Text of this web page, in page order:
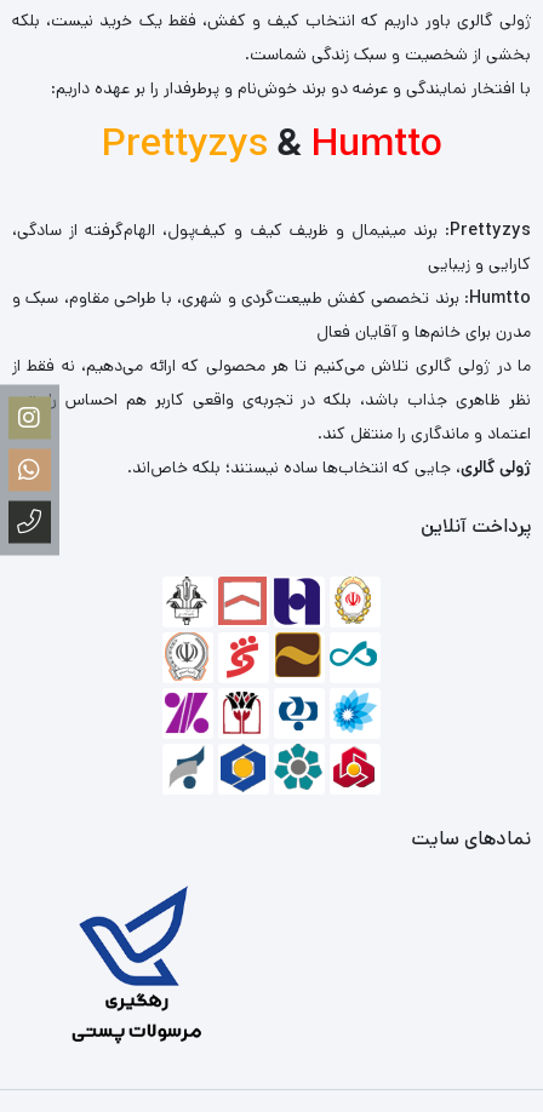
ژولی گالری باور داریم که انتخاب کیف و کفش، فقط یک خرید نیست، بلکه
بخشی از شخصیت و سبک زندگی شماست.
با افتخار نمایندگی و عرضه دو برند خوش‌نام و پرطرفدار را بر عهده داریم:
Prettyzys& Humtto
Prettyzys: برند مینیمال و ظریف کیف و کیف‌پول، الهام‌گرفته از سادگی،
کارایی و زیبایی
Humtto: برند تخصصی کفش طبیعت‌گردی و شهری، با طراحی مقاوم، سبک و
مدرن برای خانم‌ها و آقایان فعال
ما در ژولی گالری تلاش می‌کنیم تا هر محصولی که ارائه می‌دهیم، نه فقط از
نظر ظاهری جذاب باشد، بلکه در تجربه‌ی واقعی کاربر هم احساس راحتی،
اعتماد و ماندگاری را منتقل کند.
ژولی گالری، جایی که انتخاب‌ها ساده نیستند؛ بلکه خاص‌اند.
پرداخت آنلاین
نمادهای سایت